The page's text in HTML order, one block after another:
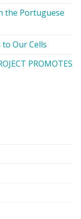
the Portuguese
Our Cells
PROMOTES